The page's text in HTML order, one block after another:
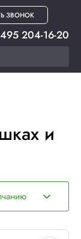
ЗВОНОК
204-16-20
и